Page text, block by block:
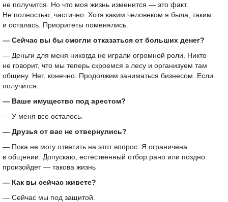
не получится. Но что моя жизнь изменится — это факт.
Не полностью, частично. Хотя каким человеком я была, таким
и осталась. Приоритеты поменялись.
— Сейчас вы бы смогли отказаться от больших денег?
— Деньги для меня никогда не играли огромной роли. Никто
не говорит, что мы теперь скроемся в лесу и организуем там
общину. Нет, конечно. Продолжим заниматься бизнесом. Если
получится...
— Ваше имущество под арестом?
— У меня все осталось.
— Друзья от вас не отвернулись?
— Пока не могу ответить на этот вопрос. Я ограничена
в общении. Допускаю, естественный отбор рано или поздно
произойдет — такова жизнь
— Как вы сейчас живете?
— Сейчас мы под защитой.